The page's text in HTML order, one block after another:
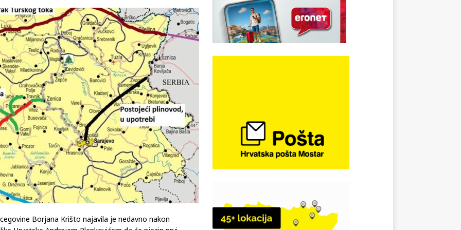
DOMOVINSKI RAT
iz sažetka dnevnih događaja za protekli vikend
CRNA
Vozači satima čekaju, dok se drugi ubacuju sa strane
VIJESTI
dominacija na Maratonu lađa: Dvije ekipe zajedno ušle u